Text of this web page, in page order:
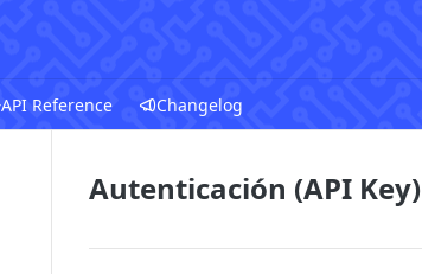
API Reference Changelog
Autenticación (API Key)